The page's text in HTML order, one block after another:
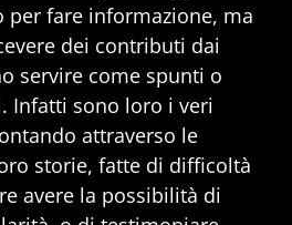
per fare informazione, ma
dei contributi dai
servire come spunti o
Infatti sono loro i veri
attraverso le
storie, fatte di difficoltà
avere la possibilità di